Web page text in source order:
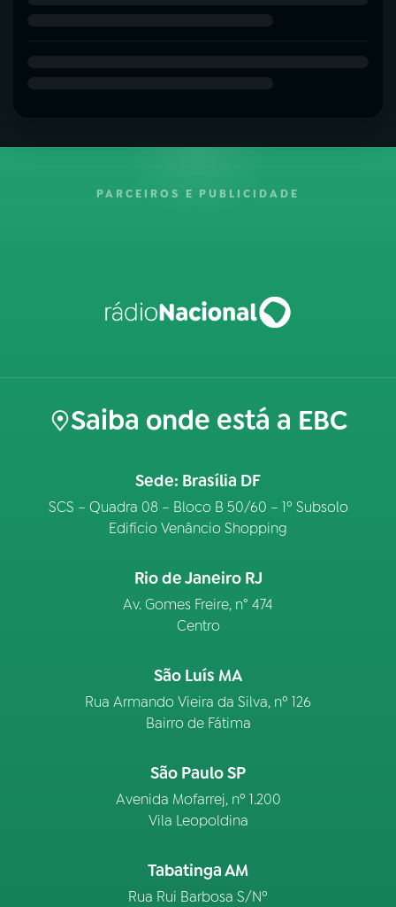
PARCEIROS E PUBLICIDADE
Saiba onde está a EBC
Sede: Brasília DF
SCS – Quadra 08 – Bloco B 50/60 – 1º Subsolo
Edifício Venâncio Shopping
Rio de Janeiro RJ
Av. Gomes Freire, n° 474
Centro
São Luís MA
Rua Armando Vieira da Silva, nº 126
Bairro de Fátima
São Paulo SP
Avenida Mofarrej, nº 1.200
Vila Leopoldina
Tabatinga AM
Rua Rui Barbosa S/Nº